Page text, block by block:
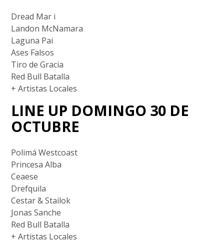
Dread Mar i
Landon McNamara
Laguna Pai
Ases Falsos
Tiro de Gracia
Red Bull Batalla
+ Artistas Locales
LINE UP DOMINGO 30 DE
OCTUBRE
Polimá Westcoast
Princesa Alba
Ceaese
Drefquila
Cestar & Stailok
Jonas Sanche
Red Bull Batalla
+ Artistas Locales